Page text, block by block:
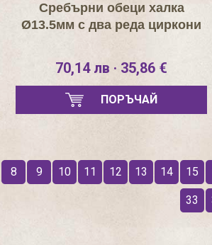
Сребърни обеци халка
Ø13.5мм с два реда циркони
70,14 лв · 35,86 €
ПОРЪЧАЙ
8 9 10 11 12 13 14 15
33